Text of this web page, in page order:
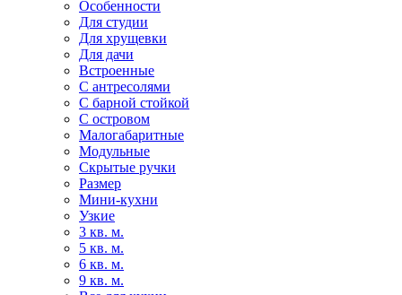
Особенности
Для студии
Для хрущевки
Для дачи
Встроенные
С антресолями
С барной стойкой
С островом
Малогабаритные
Модульные
Скрытые ручки
Размер
Мини-кухни
Узкие
3 кв. м.
5 кв. м.
6 кв. м.
9 кв. м.